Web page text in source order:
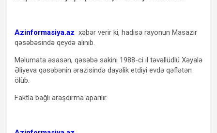
Azinformasiya.az xəbər verir ki, hadisə rayonun Masazır
qəsəbəsində qeydə alınıb.
Məlumata əsasən, qəsəbə sakini 1988-ci il təvəllüdlü Xəyalə
Əliyeva qəsəbənin ərazisində dayəlik etdiyi evdə qəflətən
ölüb.
Faktla bağlı araşdırma aparılır.